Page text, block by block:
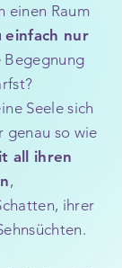
einen Raum
einfach nur
Seele sich
genau so wie
all ihren
,
ihrer